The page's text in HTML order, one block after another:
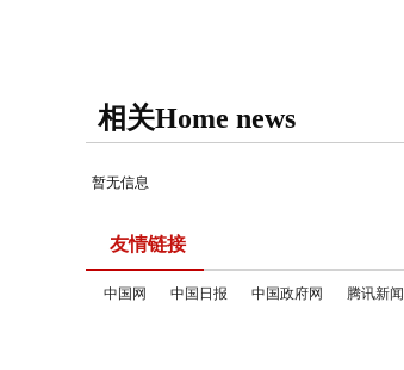
相关Home news
暂无信息
友情链接
中国网 中国日报 中国政府网 腾讯新闻